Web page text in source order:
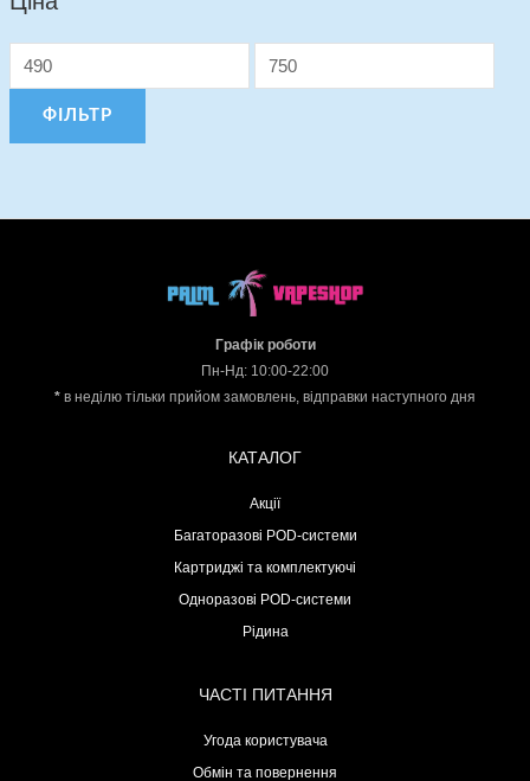
а
ц
і
н
ФІЛЬТР
Графік роботи
Пн-Нд: 10:00-22:00
* в неділю тільки прийом замовлень, відправки наступного дня
КАТАЛОГ
Акції
Багаторазові POD-системи
Картриджі та комплектуючі
Одноразові POD-системи
Рідина
ЧАСТІ ПИТАННЯ
Угода користувача
Обмін та повернення